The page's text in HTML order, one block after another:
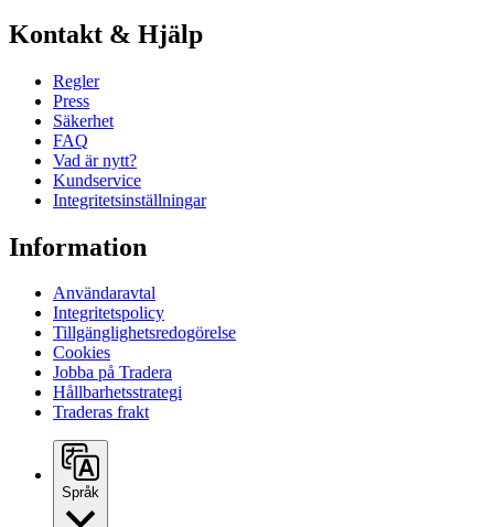
Kontakt & Hjälp
Regler
Press
Säkerhet
FAQ
Vad är nytt?
Kundservice
Integritetsinställningar
Information
Användaravtal
Integritetspolicy
Tillgänglighetsredogörelse
Cookies
Jobba på Tradera
Hållbarhetsstrategi
Traderas frakt
Språk